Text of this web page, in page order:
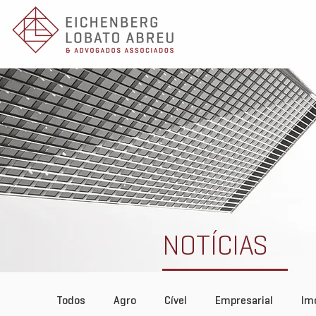
NOTÍCIAS
Todos Agro Cível Empresarial